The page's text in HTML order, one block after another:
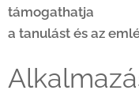
támogathatja
a tanulást és az